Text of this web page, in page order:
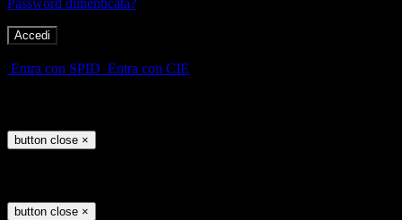
Password dimenticata?
Entra con SPID Entra con CIE
button close ×
button close ×